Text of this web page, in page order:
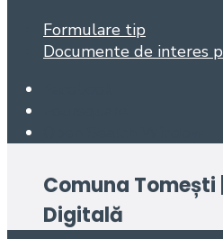
Formulare tip
Documente de interes
Comuna Tomești
Digitală